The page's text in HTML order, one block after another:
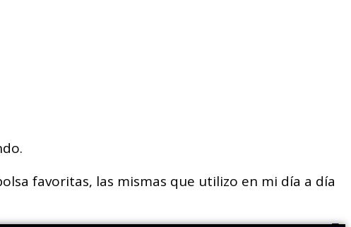
favoritas, las mismas que utilizo en mi día a día